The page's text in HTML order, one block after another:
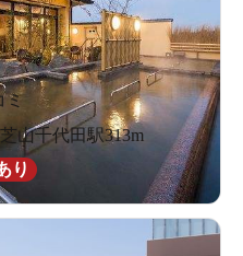
ミ
山千代田駅313m
り